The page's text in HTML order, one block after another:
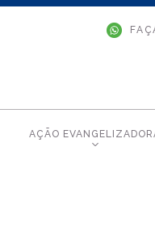
AÇÃO